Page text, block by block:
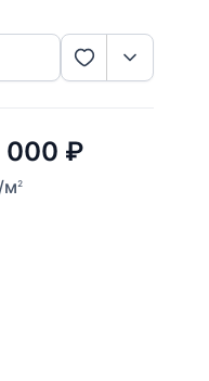
000 ₽
м2